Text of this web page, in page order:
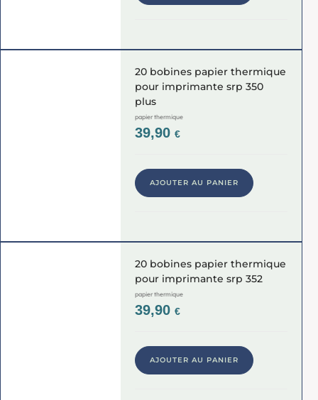
20 bobines papier thermique
pour imprimante srp 350
plus
papier thermique
39,90€
AJOUTER AU PANIER
20 bobines papier thermique
pour imprimante srp 352
papier thermique
39,90€
AJOUTER AU PANIER